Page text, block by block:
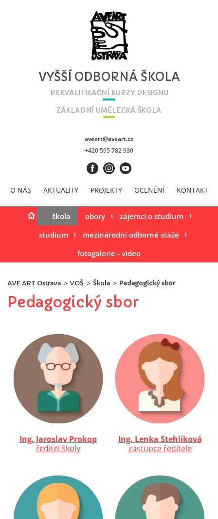
O NÁS AKTUALITY PROJEKTY OCENĚNÍ KONTAKT
VYŠŠÍ ODBORNÁ ŠKOLA
REKVALIFIKAČNÍ KURZY DESIGNU
ZÁKLADNÍ UMĚLECKÁ ŠKOLA
aveart@aveart.cz
+420 595 782 930
škola obory
zájemci o studium
studium
mezinárodní odborné stáže
fotogalerie - video
AVE ART Ostrava > VOŠ > Škola > Pedagogický sbor
Pedagogický sbor
Ing. Jaroslav Prokop
ředitel školy
Ing. Lenka Stehlíková
zástupce ředitele